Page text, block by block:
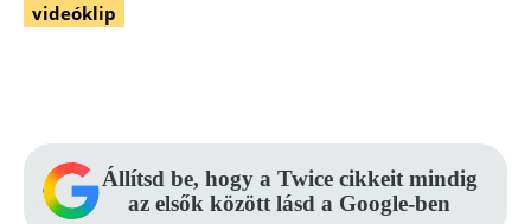
videóklip
Állítsd be, hogy a Twice cikkeit mindig
az elsők között lásd a Google-ben